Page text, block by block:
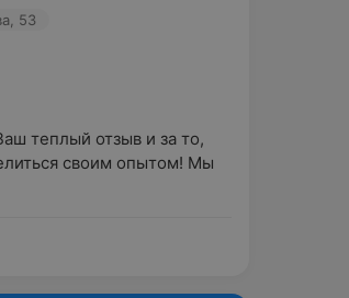
53
теплый отзыв и за то,
своим опытом! Мы